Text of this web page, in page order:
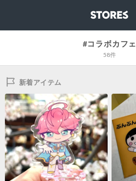
#コラボカフェ
58件
新着アイテム